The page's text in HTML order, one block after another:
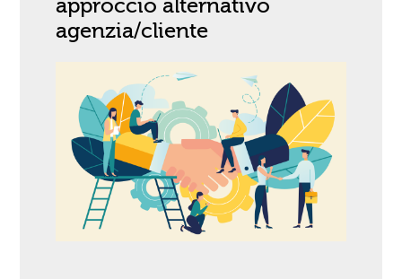
approccio alternativo
agenzia/cliente